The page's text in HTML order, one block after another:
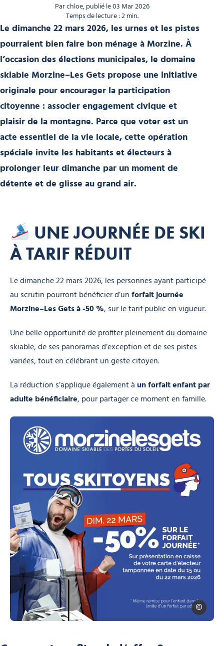
Par chloe, publié le 03 Mar 2026
Temps de lecture : 2 min.
Le dimanche 22 mars 2026, les urnes et les pistes
pourraient bien faire bon ménage à Morzine. À
l’occasion des élections municipales, le domaine
skiable Morzine–Les Gets propose une initiative
originale pour encourager la participation
citoyenne : associer engagement civique et
plaisir de la montagne. Parce que voter est un
acte essentiel de la vie locale, cette opération
spéciale invite les habitants et électeurs à
prolonger leur dimanche par un moment de
détente et de glisse au grand air.
dlm
UNE JOURNÉE DE SKI
À TARIF RÉDUIT
Le dimanche 22 mars 2026, les personnes ayant participé
au scrutin pourront bénéficier d’unforfait journée
Morzine–Les Gets à -50 %, sur le tarif public en vigueur.
Une belle opportunité de profiter pleinement du domaine
skiable, de ses panoramas d’exception et de ses pistes
variées, tout en célébrant un geste citoyen.
La réduction s’applique également àun forfait enfant par
adulte bénéficiaire, pour partager ce moment en famille.